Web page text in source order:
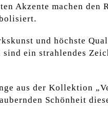
Akzente machen den
und höchste
ein strahlendes
aus der Kollektion
Schönheit